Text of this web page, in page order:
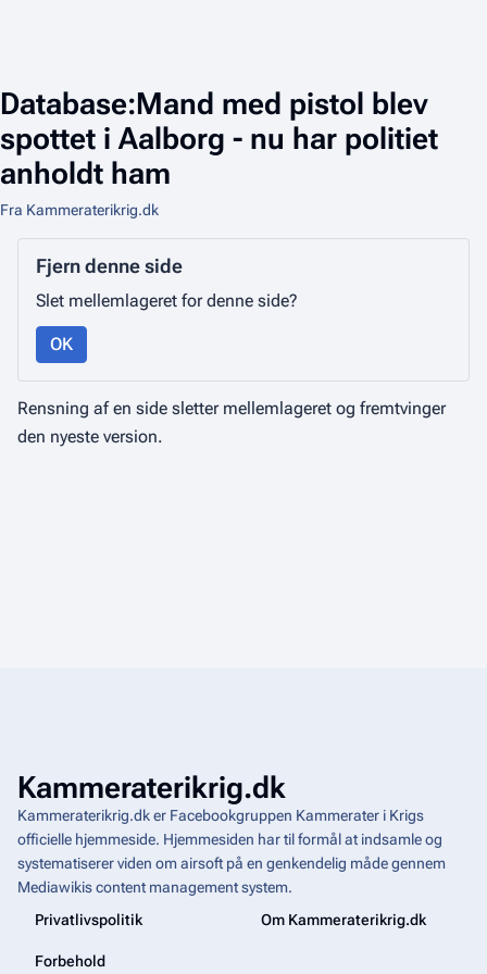
Database:Mand med pistol blev
spottet i Aalborg - nu har politiet
anholdt ham
Fra Kammeraterikrig.dk
Fjern denne side
Slet mellemlageret for denne side?
OK
Rensning af en side sletter mellemlageret og fremtvinger
den nyeste version.
Kammeraterikrig.dk
Kammeraterikrig.dk er Facebookgruppen Kammerater i Krigs
officielle hjemmeside. Hjemmesiden har til formål at indsamle og
systematiserer viden om airsoft på en genkendelig måde gennem
Mediawikiscontent management system.
Privatlivspolitik
Om Kammeraterikrig.dk
Forbehold